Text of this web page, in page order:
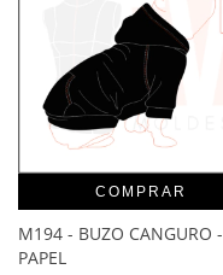
COMPRAR
M194 - BUZO CANGURO -
PAPEL